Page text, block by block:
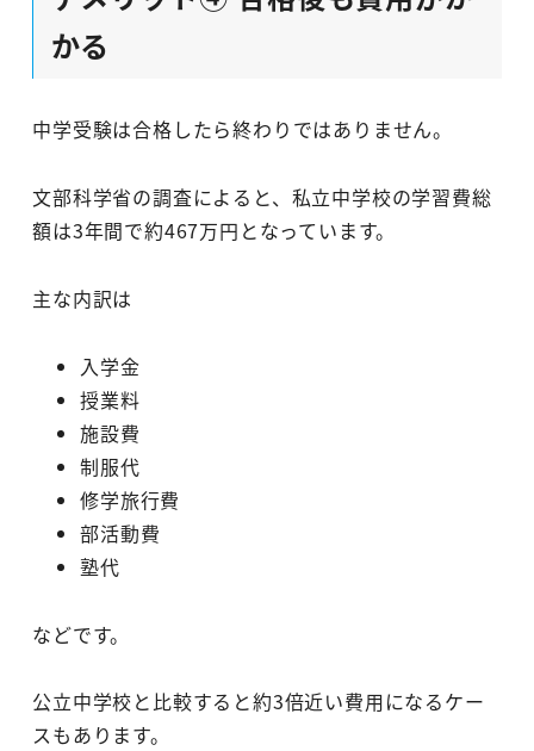
かる
中学受験は合格したら終わりではありません。
文部科学省の調査によると、私立中学校の学習費総
額は3年間で約467万円となっています。
主な内訳は
入学金
授業料
施設費
制服代
修学旅行費
部活動費
塾代
などです。
公立中学校と比較すると約3倍近い費用になるケー
スもあります。